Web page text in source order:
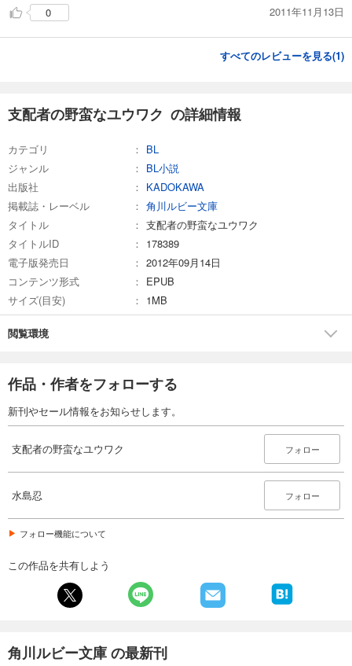
0 2011年11月13日
すべてのレビューを見る(1)
支配者の野蛮なユウワク の詳細情報
カテゴリ
BL
ジャンル
BL小説
出版社
KADOKAWA
掲載誌・レーベル
角川ルビー文庫
タイトル
支配者の野蛮なユウワク
タイトルID
178389
電子版発売日
2012年09月14日
コンテンツ形式
EPUB
サイズ(目安)
1MB
閲覧環境
作品・作者をフォローする
新刊やセール情報をお知らせします。
支配者の野蛮なユウワク フォロー
水島忍 フォロー
フォロー機能について
この作品を共有しよう
角川ルビー文庫 の最新刊